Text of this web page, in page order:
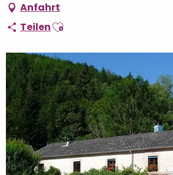
Anfahrt
TeilenAjouter aux favoris